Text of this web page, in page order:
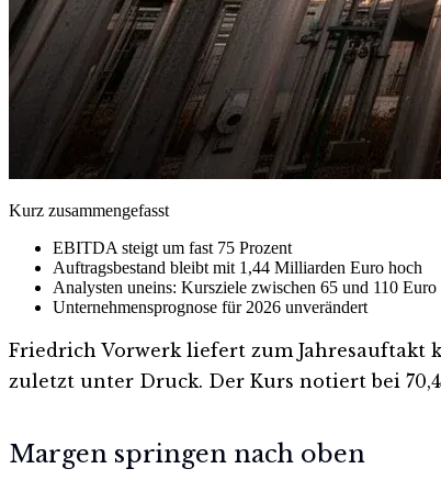
Kurz zusammengefasst
EBITDA steigt um fast 75 Prozent
Auftragsbestand bleibt mit 1,44 Milliarden Euro hoch
Analysten uneins: Kursziele zwischen 65 und 110 Euro
Unternehmensprognose für 2026 unverändert
Friedrich Vorwerk liefert zum Jahresauftakt
zuletzt unter Druck. Der Kurs notiert bei
Margen springen nach oben